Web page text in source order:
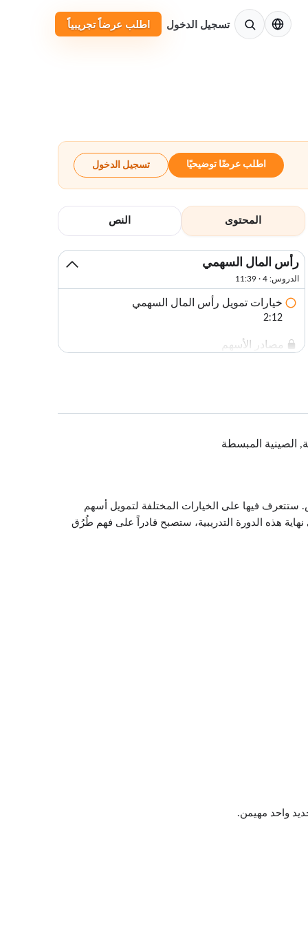
الإنجليزية
تسجيل الدخول اطلب عرضاً تجريبياً
اطلب عرضًا توضيحيًا تسجيل الدخول
المحتوى النص
رأس المال السهمي
الدروس: 4 · 11:39
خيارات تمويل رأس المال السهمي
2:12
مصادر الأسهم
3:15
الصينية المبسطة
ستتعرف فيها على الخيارات المختلفة لتمويل أسهم
هذه الدورة التدريبية، ستصبح قادراً على فهم طُرُق
واحد مهيمن.